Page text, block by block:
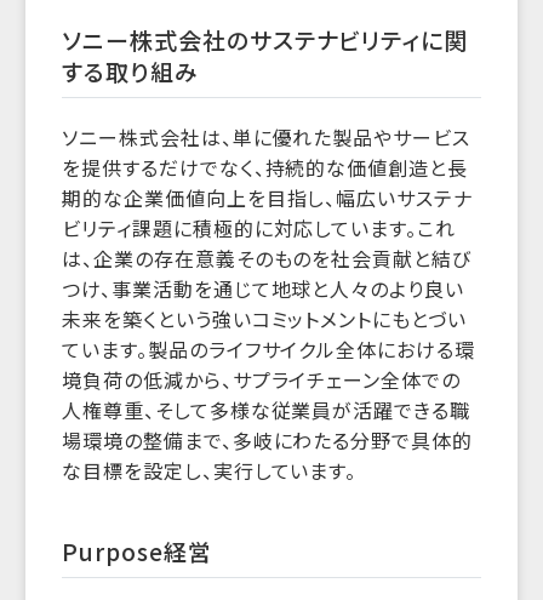
ソニー株式会社のサステナビリティに関
する取り組み
ソニー株式会社は、単に優れた製品やサービス
を提供するだけでなく、持続的な価値創造と長
期的な企業価値向上を目指し、幅広いサステナ
ビリティ課題に積極的に対応しています。これ
は、企業の存在意義そのものを社会貢献と結び
つけ、事業活動を通じて地球と人々のより良い
未来を築くという強いコミットメントにもとづい
ています。製品のライフサイクル全体における環
境負荷の低減から、サプライチェーン全体での
人権尊重、そして多様な従業員が活躍できる職
場環境の整備まで、多岐にわたる分野で具体的
な目標を設定し、実行しています。
Purpose経営